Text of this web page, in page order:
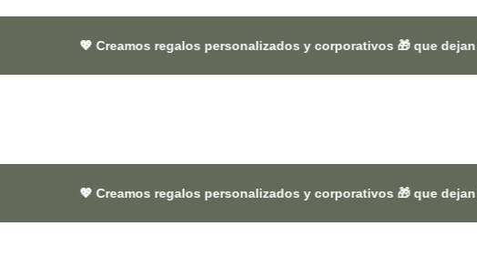
Creamos regalos personalizados y corporativos 🎁 que dejan huella en
Creamos regalos personalizados y corporativos 🎁 que dejan huella en